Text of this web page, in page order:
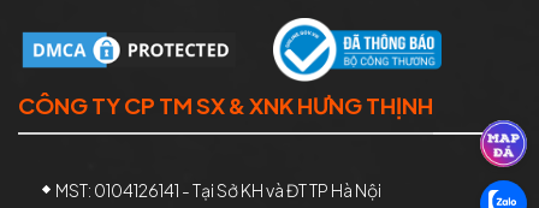
CÔNG TY CP TM SX & XNK HƯNG THỊNH
MST: 0104126141 - Tại Sở KH và ĐT TP Hà Nội